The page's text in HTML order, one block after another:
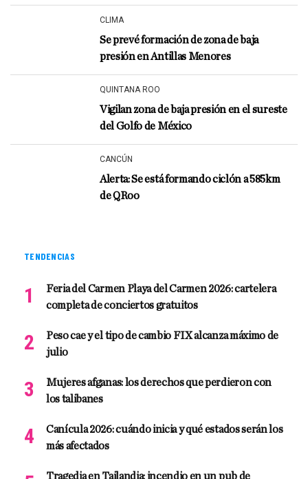
CLIMA
Se prevé formación de zona de baja
presión en Antillas Menores
QUINTANA ROO
Vigilan zona de baja presión en el sureste
del Golfo de México
CANCÚN
Alerta: Se está formando ciclón a 585km
de QRoo
TENDENCIAS
Feria del Carmen Playa del Carmen 2026: cartelera
completa de conciertos gratuitos
Peso cae y el tipo de cambio FIX alcanza máximo de
julio
Mujeres afganas: los derechos que perdieron con
los talibanes
Canícula 2026: cuándo inicia y qué estados serán los
más afectados
Tragedia en Tailandia: incendio en un pub de